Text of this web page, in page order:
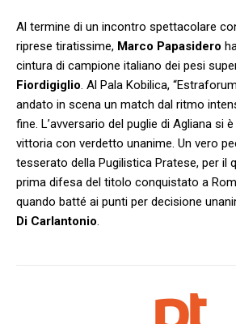
Al termine di un incontro spettacolare
riprese tiratissime, Marco Papasidero
cintura di campione italiano dei pesi
Fiordigiglio. Al Pala Kobilica,
andato in scena un match dal ritmo
fine. L’avversario del puglie di Agliana si
vittoria con verdetto unanime. Un vero
tesserato della Pugilistica Pratese, per il
prima difesa del titolo conquistato a
quando batté ai punti per decisione
Di Carlantonio.